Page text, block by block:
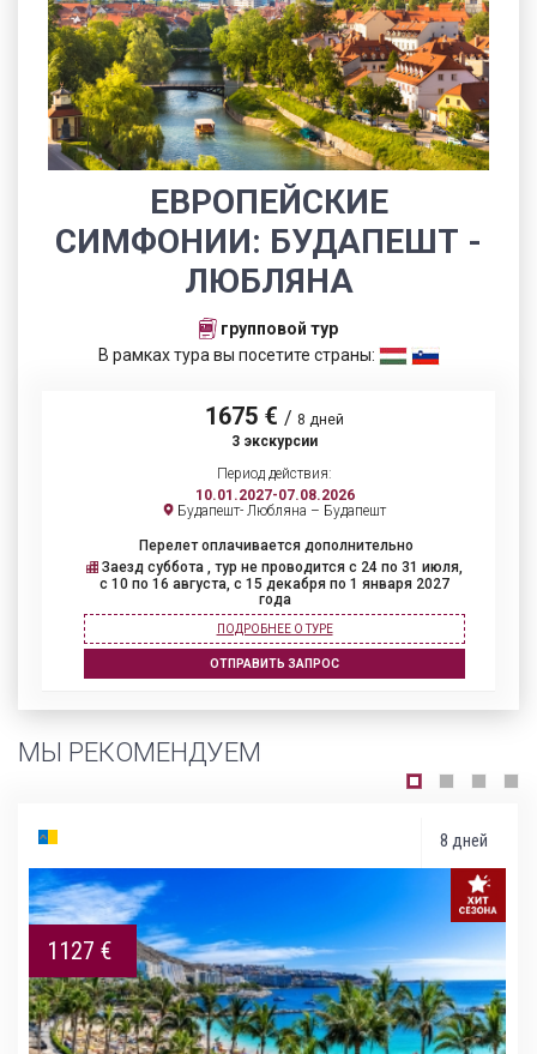
ЕВРОПЕЙСКИЕ
СИМФОНИИ: БУДАПЕШТ -
ЛЮБЛЯНА
групповой тур
В рамках тура вы посетите страны:
1675 € / 8 дней
3 экскурсии
Период действия:
10.01.2027-07.08.2026
Будапешт- Любляна – Будапешт
Перелет оплачивается дополнительно
Заезд суббота , тур не проводится с 24 по 31 июля,
с 10 по 16 августа, с 15 декабря по 1 января 2027
года
ПОДРОБНЕЕ О ТУРЕ
ОТПРАВИТЬ ЗАПРОС
МЫ РЕКОМЕНДУЕМ
8 дней
1127 €